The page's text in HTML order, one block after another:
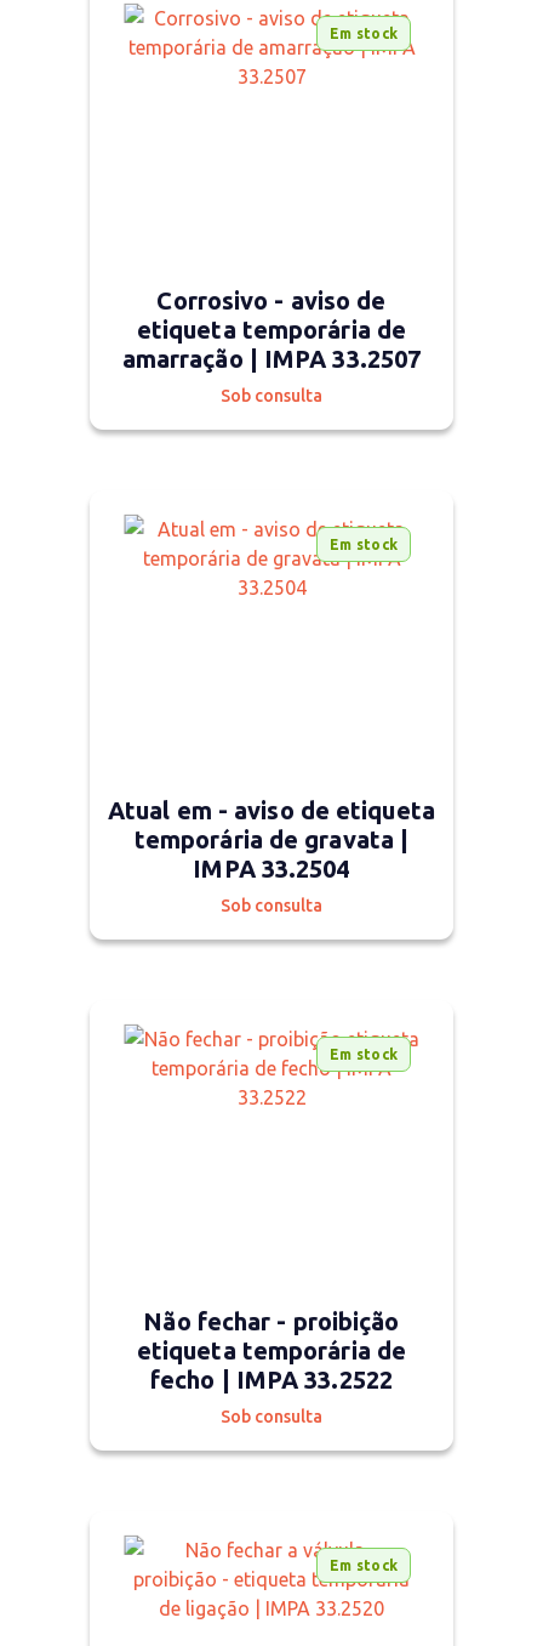
Em stock
Corrosivo - aviso de
etiqueta temporária de
amarração | IMPA 33.2507
Sob consulta
Em stock
Atual em - aviso de etiqueta
temporária de gravata |
IMPA 33.2504
Sob consulta
Em stock
Não fechar - proibição
etiqueta temporária de
fecho | IMPA 33.2522
Sob consulta
Em stock